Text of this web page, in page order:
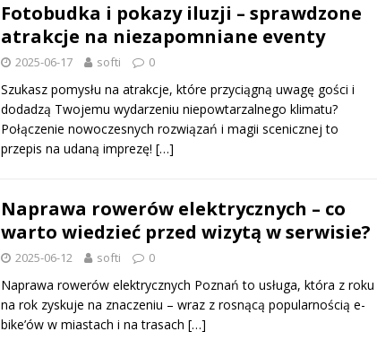
Fotobudka i pokazy iluzji – sprawdzone
atrakcje na niezapomniane eventy
2025-06-17 softi 0
Szukasz pomysłu na atrakcje, które przyciągną uwagę gości i
dodadzą Twojemu wydarzeniu niepowtarzalnego klimatu?
Połączenie nowoczesnych rozwiązań i magii scenicznej to
przepis na udaną imprezę! […]
Naprawa rowerów elektrycznych – co
warto wiedzieć przed wizytą w serwisie?
2025-06-12 softi 0
Naprawa rowerów elektrycznych Poznań to usługa, która z roku
na rok zyskuje na znaczeniu – wraz z rosnącą popularnością e-
bike’ów w miastach i na trasach […]